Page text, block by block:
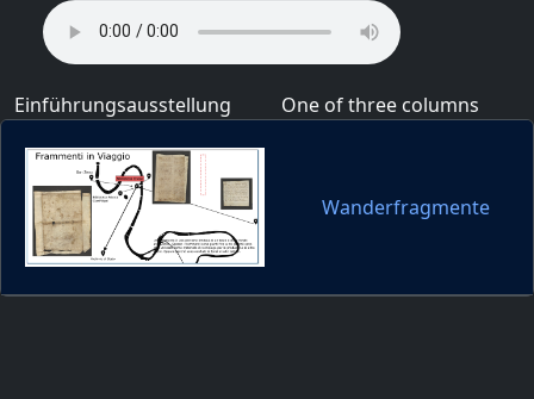
Einführungsausstellung One of three columns
Wanderfragmente